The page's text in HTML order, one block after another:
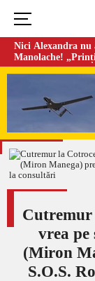
Nici Alexandra nu
Manolache!
doi ani de căsnicie
Cutremur
vrea
(Miron
S.O.S.